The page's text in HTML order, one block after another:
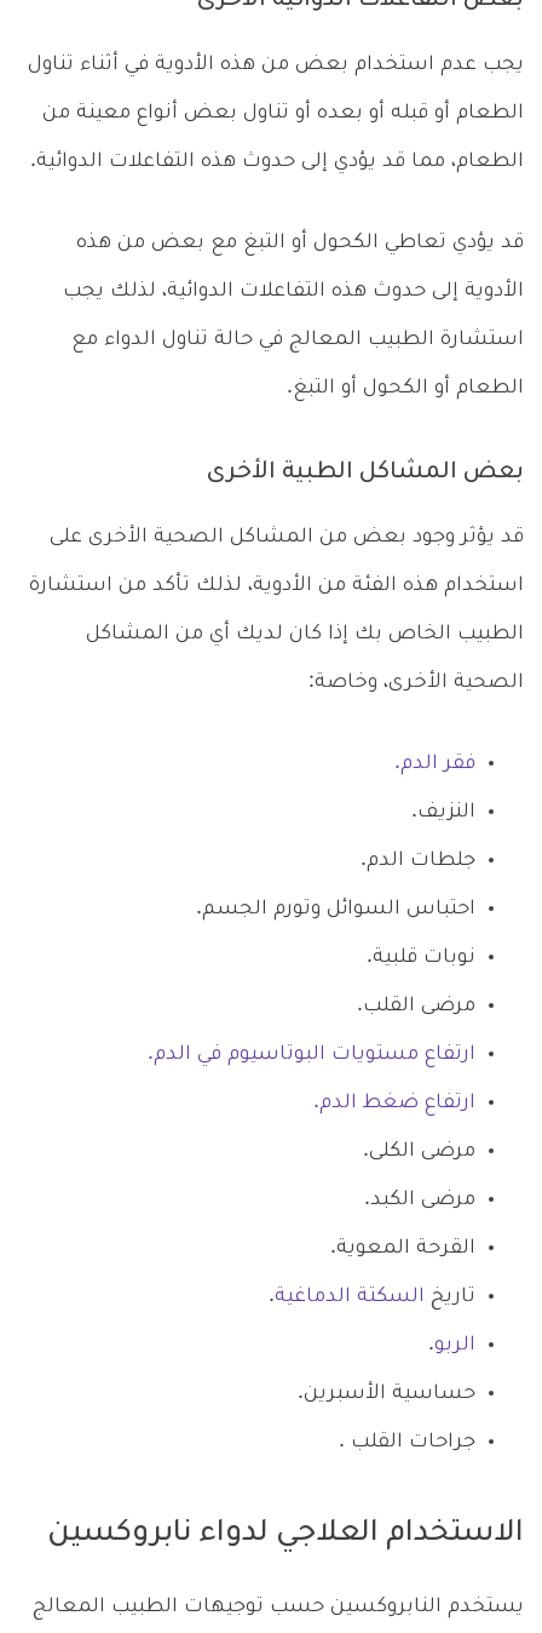
يجب عدم استخدام بعض من هذه الأدوية في أثناء تناول
الطعام أو قبله أو بعده أو تناول بعض أنواع معينة من
الطعام، مما قد يؤدي إلى حدوث هذه التفاعلات الدوائية.
قد يؤدي تعاطي الكحول أو التبغ مع بعض من هذه
الأدوية إلى حدوث هذه التفاعلات الدوائية، لذلك يجب
استشارة الطبيب المعالج في حالة تناول الدواء مع
الطعام أو الكحول أو التبغ.
بعض المشاكل الطبية الأخرى
قد يؤثر وجود بعض من المشاكل الصحية الأخرى على
استخدام هذه الفئة من الأدوية، لذلك تأكد من استشارة
الطبيب الخاص بك إذا كان لديك أي من المشاكل
الصحية الأخرى، وخاصة:
فقر الدم.
النزيف.
جلطات الدم.
احتباس السوائل وتورم الجسم.
نوبات قلبية.
مرضى القلب.
ارتفاع مستويات البوتاسيوم في الدم.
ارتفاع ضغط الدم.
مرضى الكلى.
مرضى الكبد.
القرحة المعوية.
تاريخ السكتة الدماغية.
الربو.
حساسية الأسبرين.
جراحات القلب .
الاستخدام العلاجي لدواء نابروكسين
يستخدم النابروكسين حسب توجيهات الطبيب المعالج